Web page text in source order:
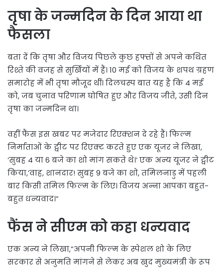
तृषा के जन्मदिन के दिन आया था
फैसला
बता दें कि तृषा और विजय पिछले कुछ हफ्तों से अपने कथित
रिश्ते की वजह से सुर्खियों में हैं। 10 मई को विजय के शपथ ग्रहण
समारोह में भी तृषा मौजूद थीं। दिलचस्प बात यह है कि 4 मई
को, जब चुनाव परिणाम घोषित हुए और विजय जीते, उसी दिन
तृषा का जन्मदिन था।
वहीं फैंस इस खबर पर मजेदार रिएक्शन दे रहे हैं। फिल्म
निर्माताओं के ट्वीट पर रिएक्ट करते हुए एक यूजर ने लिखा,
‘सुबह 4 या 6 बजे का शो मांग सकते थे।’ एक अन्य यूजर ने ट्वीट
किया,’वाह, शानदार! सुबह 9 बजे का शो, तमिलनाडु में पहली
बार किसी तमिल फिल्म के लिए। विजय अन्ना आपका बहुत-
बहुत धन्यवाद।”
फैंस ने सीएम को कहा धन्यवाद
एक अन्य ने लिखा,”अपनी फिल्म के स्पेशल शो के लिए
सरकार से अनुमति मांगने से लेकर अब खुद मुख्यमंत्री के रूप